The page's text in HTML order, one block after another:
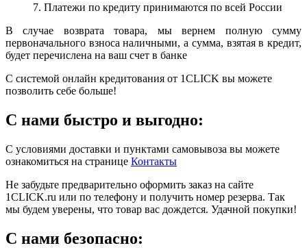
7. Платежи по кредиту принимаются по всей России
В случае возврата товара, мы вернем полную сумму
первоначального взноса наличными, а сумма, взятая в кредит,
будет перечислена на ваш счет в банке
С системой онлайн кредитования от 1CLICK вы можете
позволить себе больше!
С нами быстро и выгодно:
С условиями доставки и пунктами самовывоза вы можете
ознакомиться на странице Контакты
Не забудьте предварительно оформить заказ на сайте
1CLICK.ru или по телефону и получить номер резерва. Так
мы будем уверены, что товар вас дождется. Удачной покупки!
С нами безопасно: